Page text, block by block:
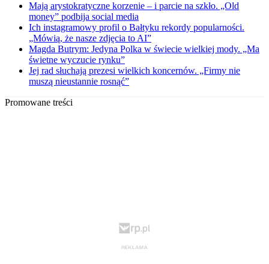
Mają arystokratyczne korzenie – i parcie na szkło. „Old
money” podbija social media
Ich instagramowy profil o Bałtyku rekordy popularności.
„Mówią, że nasze zdjęcia to AI”
Magda Butrym: Jedyna Polka w świecie wielkiej mody. „Ma
świetne wyczucie rynku”
Jej rad słuchają prezesi wielkich koncernów. „Firmy nie
muszą nieustannie rosnąć”
Promowane treści